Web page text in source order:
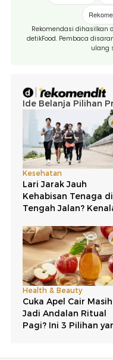
Rekomendasi dihasilkan
detikFood. Pembaca
ulang